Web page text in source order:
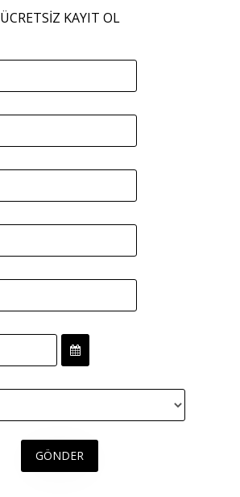
ÜCRETSİZ KAYIT OL
GÖNDER